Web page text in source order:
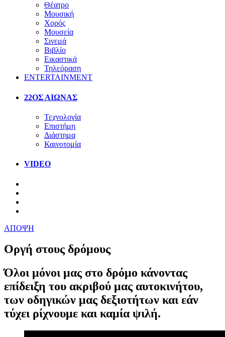
Θέατρο
Μουσική
Χορός
Μουσεία
Σινεμά
Βιβλίο
Εικαστικά
Τηλεόραση
ENTERTAINMENT
22ΟΣ ΑΙΩΝΑΣ
Τεχνολογία
Επιστήμη
Διάστημα
Καινοτομία
VIDEO
ΑΠΟΨΗ
Οργή στους δρόμους
Όλοι μόνοι μας στο δρόμο κάνοντας
επίδειξη του ακριβού μας αυτοκινήτου,
των οδηγικών μας δεξιοτήτων και εάν
τύχει ρίχνουμε και καμία ψιλή.